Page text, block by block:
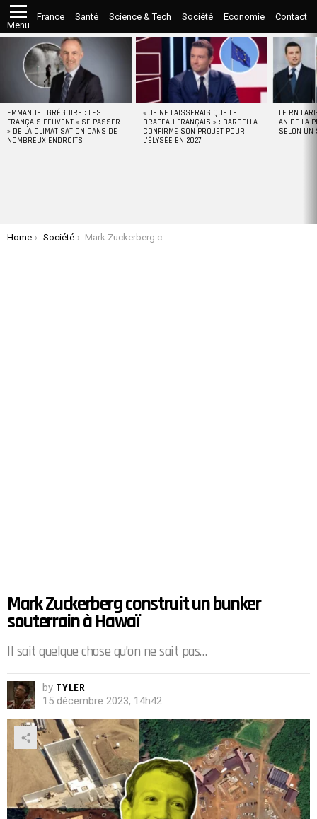
Menu
France Santé Science & Tech Société Economie Contact
STORIES
EMMANUEL GRÉGOIRE : LES
FRANÇAIS PEUVENT « SE PASSER
» DE LA CLIMATISATION DANS DE
NOMBREUX ENDROITS
« JE NE LAISSERAIS QUE LE
DRAPEAU FRANÇAIS » : BARDELLA
CONFIRME SON PROJET POUR
L’ÉLYSÉE EN 2027
LE RN
AN DE LA
SELON UN
You are here:
Home Société Mark Zuckerberg construit un bunker souterrain à Hawaï
Mark Zuckerberg construit un bunker
souterrain à Hawaï
Il sait quelque chose qu’on ne sait pas…
by TYLER
15 décembre 2023, 14h42